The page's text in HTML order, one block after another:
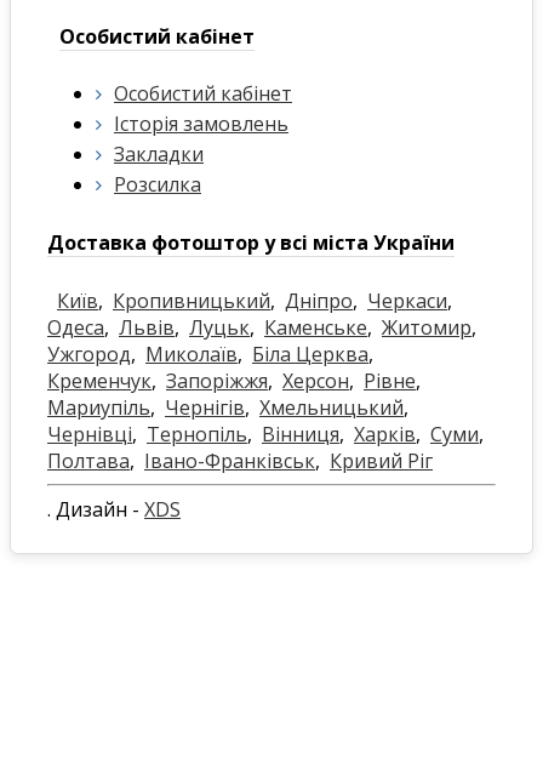
Особистий кабінет
Особистий кабінет
Історія замовлень
Закладки
Розсилка
Доставка фотоштор у всі міста України
Київ, Кропивницький, Дніпро, Черкаси,
Одеса, Львів, Луцьк, Каменське, Житомир,
Ужгород, Миколаїв, Біла Церква,
Кременчук, Запоріжжя, Херсон, Рівне,
Мариупіль, Чернігів, Хмельницький,
Чернівці, Тернопіль, Вінниця, Харків, Суми,
Полтава, Івано-Франківськ, Кривий Ріг
. Дизайн - XDS